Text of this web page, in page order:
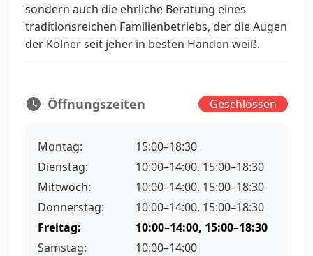
sondern auch die ehrliche Beratung eines
traditionsreichen Familienbetriebs, der die Augen
der Kölner seit jeher in besten Händen weiß.
Öffnungszeiten Geschlossen
Montag:
15:00–18:30
Dienstag:
10:00–14:00, 15:00–18:30
Mittwoch:
10:00–14:00, 15:00–18:30
Donnerstag:
10:00–14:00, 15:00–18:30
Freitag:
10:00–14:00, 15:00–18:30
Samstag:
10:00–14:00